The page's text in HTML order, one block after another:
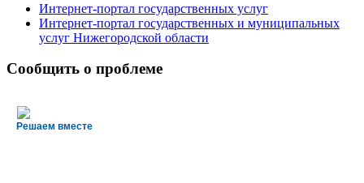
Интернет-портал государственных услуг
Интернет-портал государственных и муниципальных
услуг Нижегородской области
Сообщить о проблеме
Решаем вместе